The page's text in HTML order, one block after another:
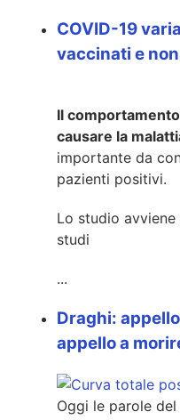
COVID-19
vaccinati e
Il
causare la
importante da
pazienti positivi.
Lo studio
studi
...
Draghi:
appello a
Oggi le parole